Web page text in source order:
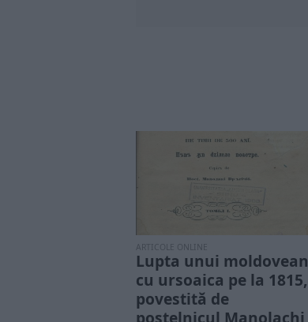
ARTICOLE ONLINE
Lupta unui moldovean
cu ursoaica pe la 1815,
povestită de
postelnicul Manolachi